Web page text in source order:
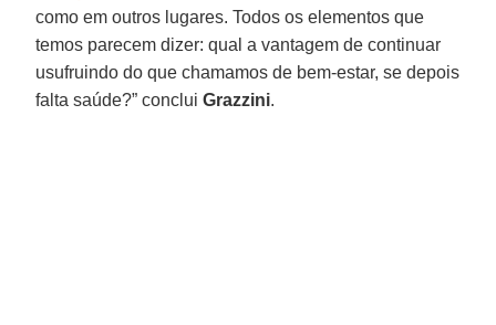
como em outros lugares. Todos os elementos que
temos parecem dizer: qual a vantagem de continuar
usufruindo do que chamamos de bem-estar, se depois
falta saúde?” concluiGrazzini.